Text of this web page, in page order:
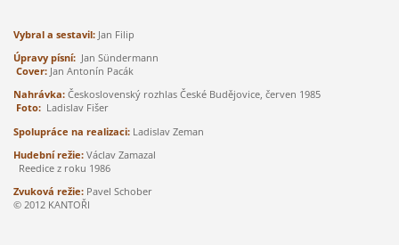
Vybral a sestavil:Jan Filip
Úpravy písní: Jan Sündermann
Cover:Jan Antonín Pacák
Nahrávka: Československý rozhlas České Budějovice, červen 1985
Foto: Ladislav Fišer
Spolupráce na realizaci: Ladislav Zeman
Hudební režie: Václav Zamazal
Reedice z roku 1986
Zvuková režie: Pavel Schober
© 2012 KANTOŘI